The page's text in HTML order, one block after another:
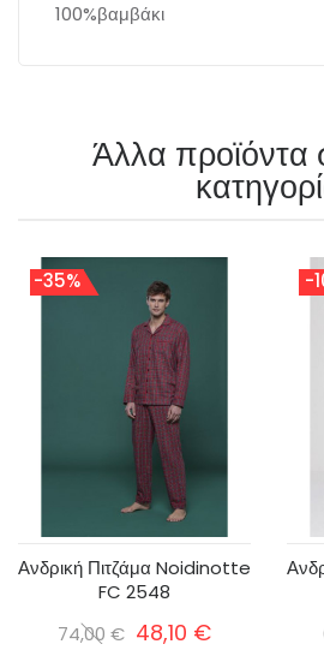
100%βαμβάκι
Άλλα προϊόντα
-35%
Ανδρική Πιτζάμα Noidinotte
FC 2548
74,00 € 48,10 €
-